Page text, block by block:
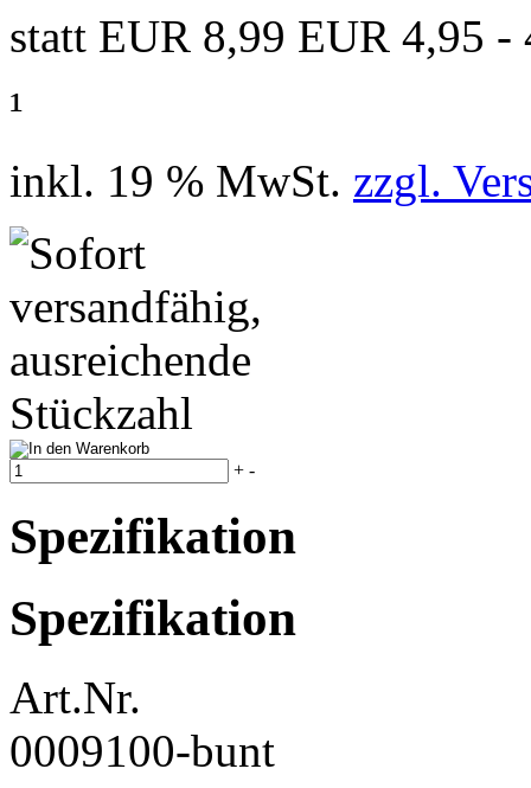
statt EUR 8,99 EUR 4,95 -
¹
inkl. 19 % MwSt. zzgl.
+ -
Spezifikation
Spezifikation
Art.Nr.
0009100-bunt